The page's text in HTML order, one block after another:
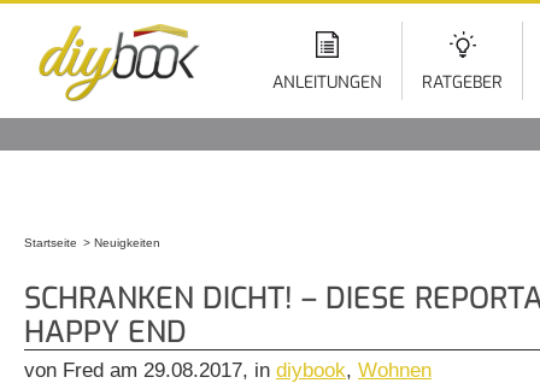
ANLEITUNGEN RATGEBER
Startseite Neuigkeiten
SCHRANKEN DICHT! – DIESE
HAPPY END
von Fred am 29.08.2017, in diybook, Wohnen